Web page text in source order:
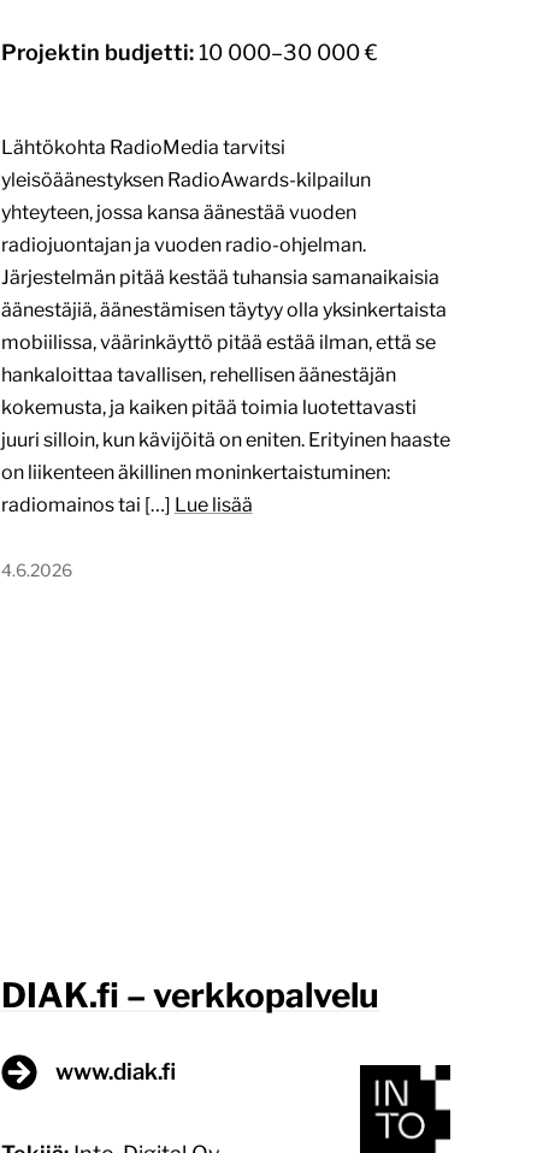
Projektin budjetti:10 000–30 000 €
Lähtökohta RadioMedia tarvitsi
yleisöäänestyksen RadioAwards-kilpailun
yhteyteen, jossa kansa äänestää vuoden
radiojuontajan ja vuoden radio-ohjelman.
Järjestelmän pitää kestää tuhansia samanaikaisia
äänestäjiä, äänestämisen täytyy olla yksinkertaista
mobiilissa, väärinkäyttö pitää estää ilman, että se
hankaloittaa tavallisen, rehellisen äänestäjän
kokemusta, ja kaiken pitää toimia luotettavasti
juuri silloin, kun kävijöitä on eniten. Erityinen haaste
on liikenteen äkillinen moninkertaistuminen:
radiomainos tai […] Lue lisää
4.6.2026
DIAK.fi – verkkopalvelu
www.diak.fi